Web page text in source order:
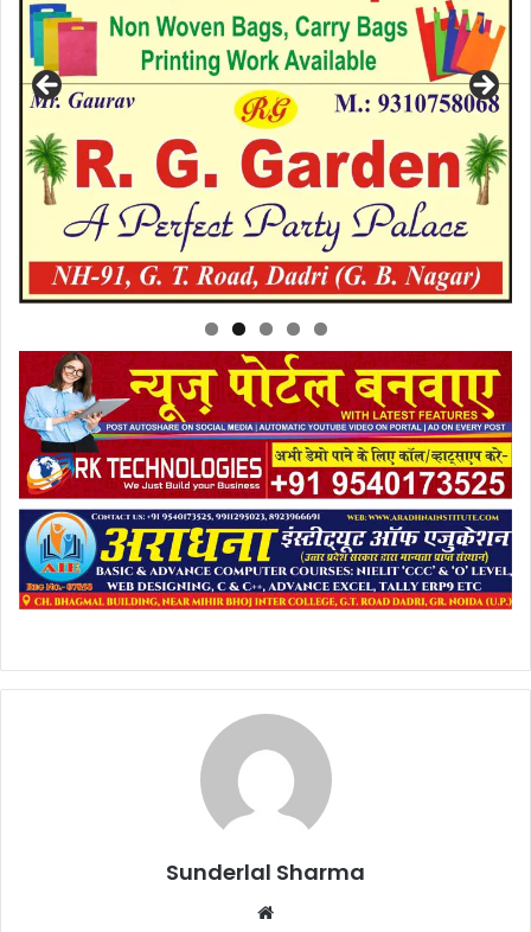
Sunderlal Sharma
Website